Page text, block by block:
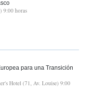
9:00 horas
para una Transición
Hotel (71, Av. Louise) 9:00